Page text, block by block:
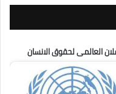
العالمى لحقوق الانسان